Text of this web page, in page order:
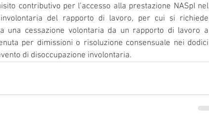
contributivo per l’accesso alla prestazione NASpI nel
del rapporto di lavoro, per cui si richiede
una cessazione volontaria da un rapporto di lavoro a
per dimissioni o risoluzione consensuale nei dodici
di disoccupazione involontaria.